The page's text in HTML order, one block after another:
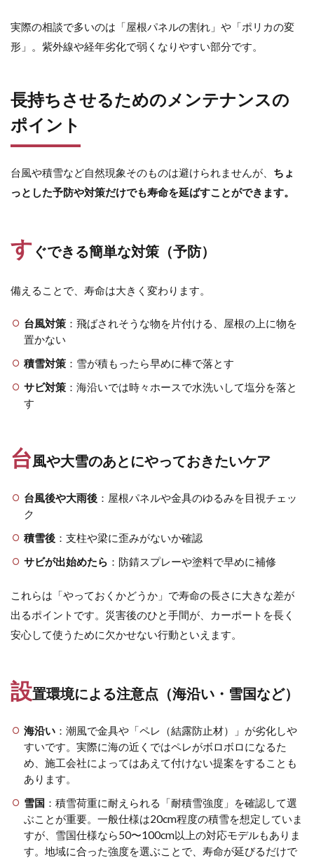
実際の相談で多いのは「屋根パネルの割れ」や「ポリカの変
形」。紫外線や経年劣化で弱くなりやすい部分です。
長持ちさせるためのメンテナンスの
ポイント
台風や積雪など自然現象そのものは避けられませんが、 ちょ
っとした予防や対策だけでも寿命を延ばすことができます。
す ぐできる簡単な対策（予防）
備えることで、寿命は大きく変わります。
台風対策：飛ばされそうな物を片付ける、屋根の上に物を
置かない
積雪対策：雪が積もったら早めに棒で落とす
サビ対策：海沿いでは時々ホースで水洗いして塩分を落と
す
台風や大雪のあとにやっておきたいケア
台風後や大雨後：屋根パネルや金具のゆるみを目視チェッ
ク
積雪後：支柱や梁に歪みがないか確認
サビが出始めたら ：防錆スプレーや塗料で早めに補修
これらは「やっておくかどうか」で寿命の長さに大きな差が
出るポイントです。災害後のひと手間が、カーポートを長く
安心して使うために欠かせない行動といえます。
設置環境による注意点（海沿い・雪国など）
海沿い：潮風で金具や「ペレ（結露防止材）」が劣化しや
すいです。実際に海の近くではペレがボロボロになるた
め、施工会社によってはあえて付けない提案をすることも
あります。
雪国 ：積雪荷重に耐えられる「耐積雪強度」を確認して選
ぶことが重要。一般仕様は20cm程度の積雪を想定していま
すが、雪国仕様なら50〜100cm以上の対応モデルもありま
す。地域に合った強度を選ぶことで、寿命が延びるだけで
ユニソン エコルトウォールライト
ユニソン オブリ
ユニソン クルム
ユニソン クレモナサークル
ユニソン クレモナストーン
ユニソン クレモナモザイク
ユニソン ケイト
ユニソン ゴードンウォール450
ユニソン コラーナ
ユニソン シャモティ
ユニソン スプレスタンド
ユニソン ソイルレンガ
ユニソン ティーナ[ai]
ユニソン ネオキャスティスタンド
ユニソン プレシャスチッピング
ユニソン ベガスネオ
ユニソン ベリエ
ユニソン ポージィウォールライト
ユニソン リビオ[ai]
ユニソン ルージュ
ユニソン レイヤ
ユニソン ワズストーン
ユニソン 水凛フォーセット
ユニソン 陶芸ポット セレス
ヨドコウ エスモ
ヨドコウ エルモ
ヨドコウ ラヴィージュⅢ
リビエラ アルティカ
ワークショップ
三協アルミ G1-R
三協アルミ STB-MN型
三協アルミ SWE型
三協アルミ U.スタイル アゼスト
三協アルミ ガラス